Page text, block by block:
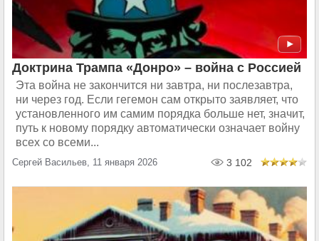
Доктрина Трампа «Донро» – война с Россией
Эта война не закончится ни завтра, ни послезавтра,
ни через год. Если гегемон сам открыто заявляет, что
установленного им самим порядка больше нет, значит,
путь к новому порядку автоматически означает войну
всех со всеми...
Сергей Васильев, 11 января 2026 3 102